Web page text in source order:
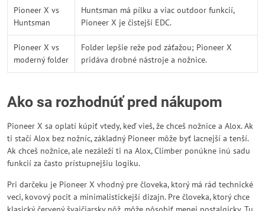
Pioneer X vs
Huntsman
Huntsman má pílku a viac outdoor funkcií,
Pioneer X je čistejší EDC.
Pioneer X vs
moderný folder
Folder lepšie reže pod záťažou; Pioneer X
pridáva drobné nástroje a nožnice.
Ako sa rozhodnúť pred nákupom
Pioneer X sa oplatí kúpiť vtedy, keď vieš, že chceš nožnice a Alox. Ak
ti stačí Alox bez nožníc, základný Pioneer môže byť lacnejší a tenší.
Ak chceš nožnice, ale nezáleží ti na Alox, Climber ponúkne inú sadu
funkcií za často prístupnejšiu logiku.
Pri darčeku je Pioneer X vhodný pre človeka, ktorý má rád technické
veci, kovový pocit a minimalistickejší dizajn. Pre človeka, ktorý chce